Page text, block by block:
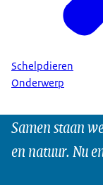
Schelpdieren
Onderwerp
Samen staan
en natuur. Nu